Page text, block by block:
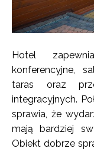
Hotel
konferencyjne,
taras oraz
integracyjnych.
sprawia, że
mają bardziej
Obiekt dobrze